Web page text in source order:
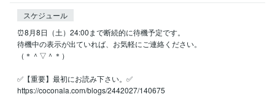
スケジュール
⏰8月8日（土）24:00まで断続的に待機予定です。
待機中の表示が出ていれば、お気軽にご連絡ください。
（＊＾▽＾＊）
✅【重要】最初にお読み下さい。✅
https://coconala.com/blogs/2442027/140675